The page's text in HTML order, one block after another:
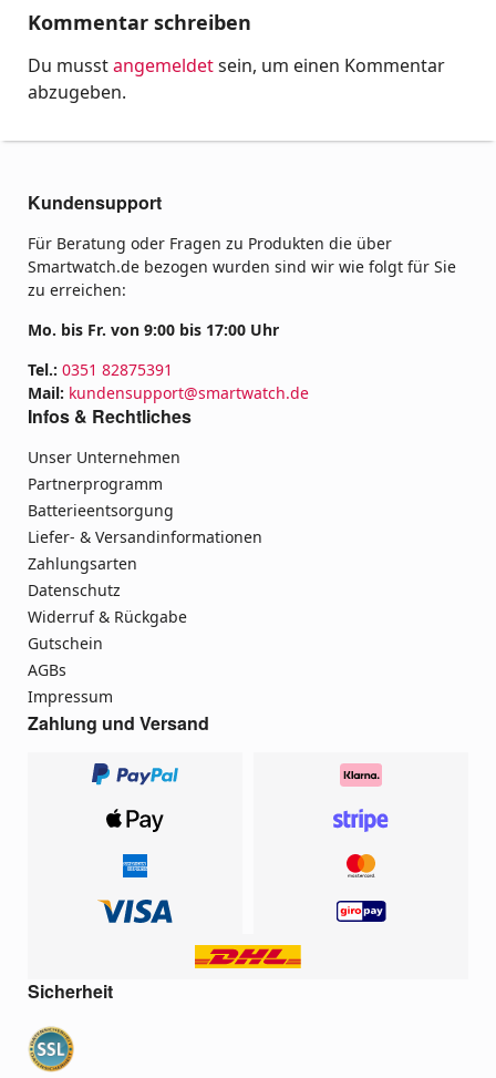
Kommentar schreiben
Du musstangemeldetsein, um einen Kommentar
abzugeben.
Kundensupport
Für Beratung oder Fragen zu Produkten die über
Smartwatch.de bezogen wurden sind wir wie folgt für Sie
zu erreichen:
Mo. bis Fr. von 9:00 bis 17:00 Uhr
Tel.: 0351 82875391
Mail: kundensupport@smartwatch.de
Infos & Rechtliches
Unser Unternehmen
Partnerprogramm
Batterieentsorgung
Liefer- & Versandinformationen
Zahlungsarten
Datenschutz
Widerruf & Rückgabe
Gutschein
AGBs
Impressum
Zahlung und Versand
Sicherheit